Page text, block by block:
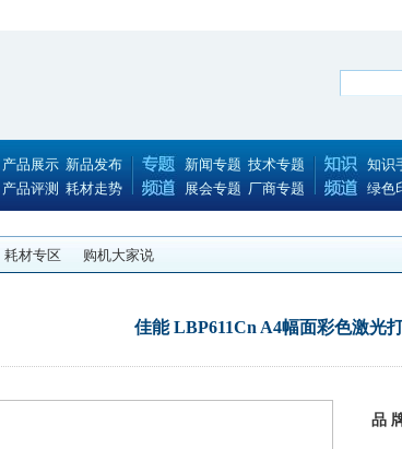
产品展示 新品发布
产品评测 耗材走势
新闻专题 技术专题
展会专题 厂商专题
知识
绿色
耗材专区 购机大家说
佳能 LBP611Cn A4幅面彩色激光
品